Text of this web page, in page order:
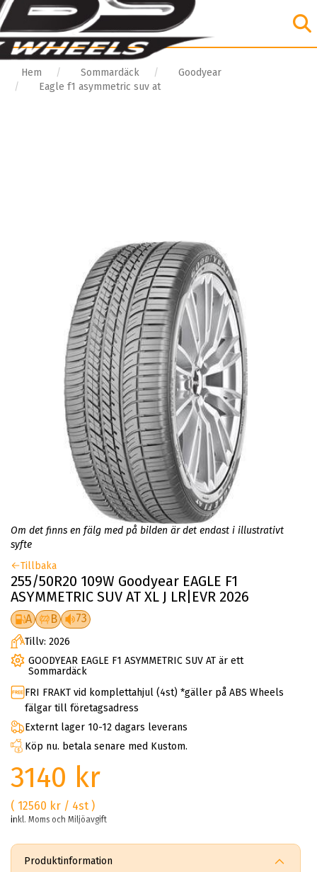
Hem Sommardäck
Goodyear
Eagle f1 asymmetric suv at
Om det finns en fälg med på bilden är det endast i illustrativt
syfte
Tillbaka
255/50R20 109W Goodyear EAGLE F1
ASYMMETRIC SUV AT XL J LR|EVR 2026
A B 73
Tillv: 2026
GOODYEAR EAGLE F1 ASYMMETRIC SUV AT är ett
Sommardäck
FRI FRAKT vid komplettahjul (4st) *gäller på ABS Wheels
fälgar till företagsadress
Externt lager 10-12 dagars leverans
Köp nu. betala senare med Kustom.
3140 kr
( 12560 kr / 4st )
inkl. Moms och Miljöavgift
Produktinformation